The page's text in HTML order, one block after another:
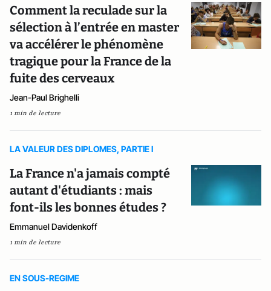
Comment la reculade sur la
sélection à l’entrée en master
va accélérer le phénomène
tragique pour la France de la
fuite des cerveaux
Jean-Paul Brighelli
1 min de lecture
LA VALEUR DES DIPLOMES, PARTIE I
La France n'a jamais compté
autant d'étudiants : mais
font-ils les bonnes études ?
Emmanuel Davidenkoff
1 min de lecture
EN SOUS-REGIME